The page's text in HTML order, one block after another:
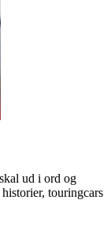
ud i ord og
touringcars